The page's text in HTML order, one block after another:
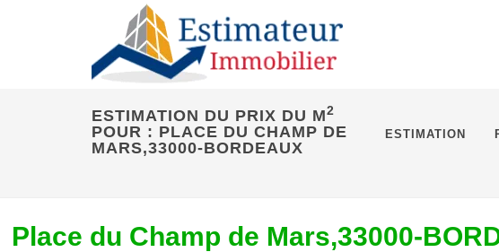
ESTIMATION
ESTIMATION DU PRIX DU M2
POUR : PLACE DU CHAMP DE
MARS,33000-BORDEAUX
Place du Champ de Mars,33000-